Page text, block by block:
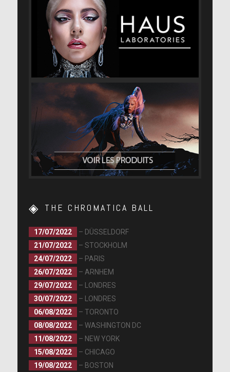
THE CHROMATICA BALL
17/07/2022
– DÜSSELDORF
21/07/2022
– STOCKHOLM
24/07/2022
– PARIS
26/07/2022
– ARNHEM
29/07/2022
– LONDRES
30/07/2022
– LONDRES
06/08/2022
– TORONTO
08/08/2022
– WASHINGTON DC
11/08/2022
– NEW YORK
15/08/2022
– CHICAGO
19/08/2022
– BOSTON